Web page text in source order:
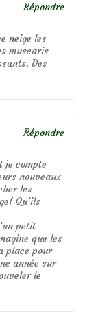
neige les
muscaris
Des
Répondre
je compte
nouveaux
les
Qu’ils
petit
que les
place pour
année sur
le
Répondre